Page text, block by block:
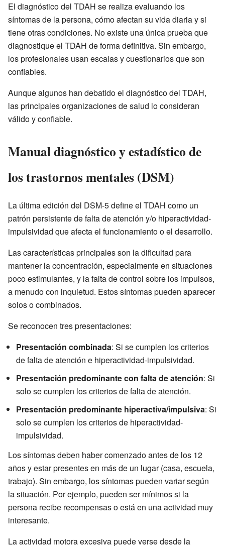
El diagnóstico del TDAH se realiza evaluando los
síntomas de la persona, cómo afectan su vida diaria y si
tiene otras condiciones. No existe una única prueba que
diagnostique el TDAH de forma definitiva. Sin embargo,
los profesionales usan escalas y cuestionarios que son
confiables.
Aunque algunos han debatido el diagnóstico del TDAH,
las principales organizaciones de salud lo consideran
válido y confiable.
Manual diagnóstico y estadístico de
los trastornos mentales (DSM)
La última edición del DSM-5 define el TDAH como un
patrón persistente de falta de atención y/o hiperactividad-
impulsividad que afecta el funcionamiento o el desarrollo.
Las características principales son la dificultad para
mantener la concentración, especialmente en situaciones
poco estimulantes, y la falta de control sobre los impulsos,
a menudo con inquietud. Estos síntomas pueden aparecer
solos o combinados.
Se reconocen tres presentaciones:
Presentación combinada: Si se cumplen los criterios
de falta de atención e hiperactividad-impulsividad.
Presentación predominante con falta de atención: Si
solo se cumplen los criterios de falta de atención.
Presentación predominante hiperactiva/impulsiva: Si
solo se cumplen los criterios de hiperactividad-
impulsividad.
Los síntomas deben haber comenzado antes de los 12
años y estar presentes en más de un lugar (casa, escuela,
trabajo). Sin embargo, los síntomas pueden variar según
la situación. Por ejemplo, pueden ser mínimos si la
persona recibe recompensas o está en una actividad muy
interesante.
La actividad motora excesiva puede verse desde la